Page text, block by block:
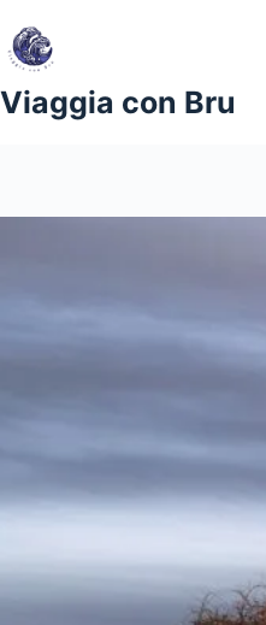
contenuto
Viaggia con Bru